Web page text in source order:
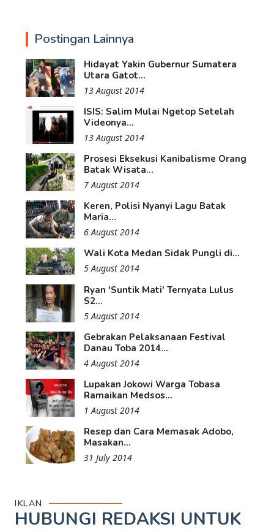
Postingan Lainnya
Hidayat Yakin Gubernur Sumatera
Utara Gatot...
13 August 2014
ISIS: Salim Mulai Ngetop Setelah
Videonya...
13 August 2014
Prosesi Eksekusi Kanibalisme Orang
Batak Wisata...
7 August 2014
Keren, Polisi Nyanyi Lagu Batak
Maria...
6 August 2014
Wali Kota Medan Sidak Pungli di...
5 August 2014
Ryan 'Suntik Mati' Ternyata Lulus
S2...
5 August 2014
Gebrakan Pelaksanaan Festival
Danau Toba 2014...
4 August 2014
Lupakan Jokowi Warga Tobasa
Ramaikan Medsos...
1 August 2014
Resep dan Cara Memasak Adobo,
Masakan...
31 July 2014
IKLAN
HUBUNGI REDAKSI UNTUK